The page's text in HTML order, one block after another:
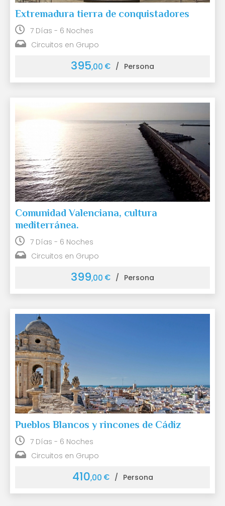
Extremadura tierra de conquistadores
7 Días - 6 Noches
Circuitos en Grupo
395,00 € / Persona
Comunidad Valenciana, cultura
mediterránea.
7 Días - 6 Noches
Circuitos en Grupo
399,00 € / Persona
Pueblos Blancos y rincones de Cádiz
7 Días - 6 Noches
Circuitos en Grupo
410,00 € / Persona